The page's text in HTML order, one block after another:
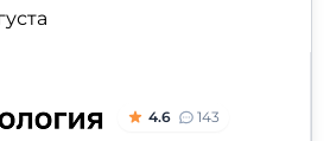
4.6 143